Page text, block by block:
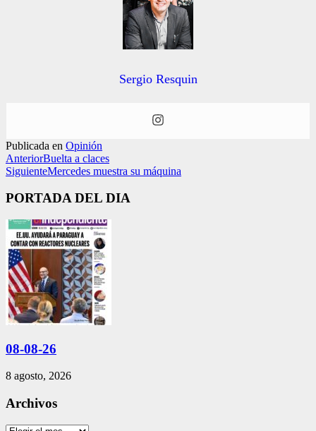
Sergio Resquin
Publicada en Opinión
AnteriorBuelta a claces
SiguienteMercedes muestra su máquina
PORTADA DEL DIA
08-08-26
8 agosto, 2026
Archivos